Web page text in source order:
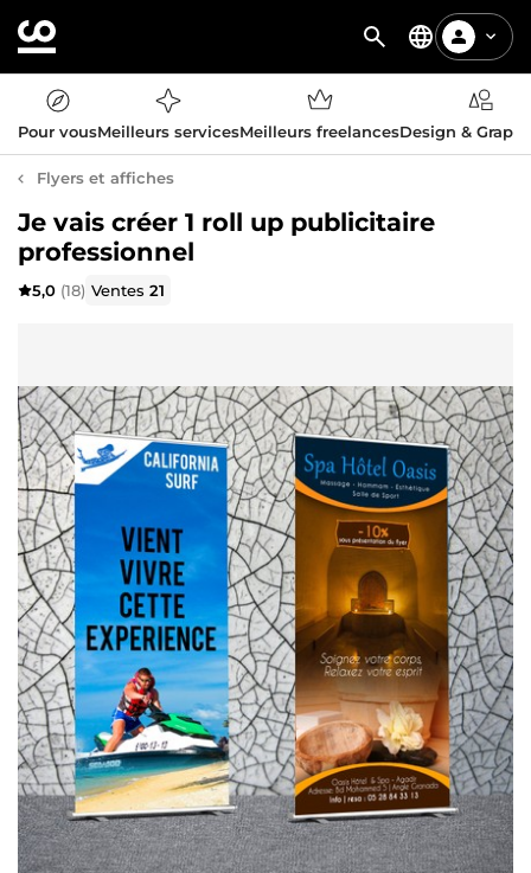
Pour vousMeilleurs servicesMeilleurs freelancesDesign &
Flyers et affiches
Je vais créer 1 roll up publicitaire
professionnel
5,0 (18) Ventes21